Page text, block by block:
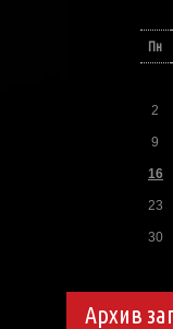
Пн
2
9
16
23
30
Архив